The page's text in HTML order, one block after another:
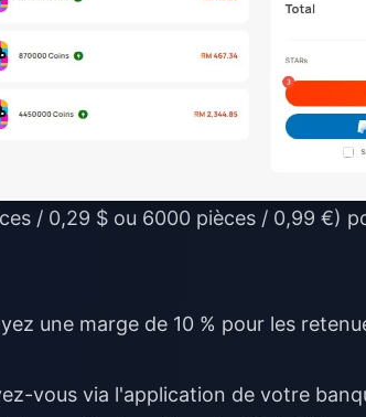
/ 0,29 $ ou 6000 pièces / 0,99 €)
une marge de 10 % pour les
vous via l'application de votre